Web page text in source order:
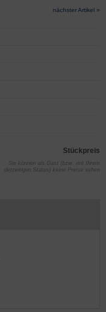
nächster Artikel »
Stückpreis
Sie können als Gast (bzw. mit Ihrem
derzeitigen Status) keine Preise sehen